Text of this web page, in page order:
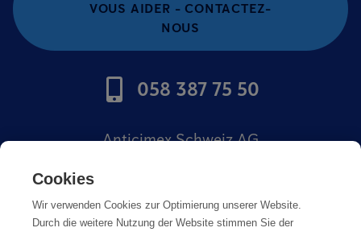
VOUS AIDER - CONTACTEZ-
NOUS
058 387 75 50
Anticimex Schweiz AG
Mentions légales
Cookies
Wir verwenden Cookies zur Optimierung unserer Website.
Durch die weitere Nutzung der Website stimmen Sie der